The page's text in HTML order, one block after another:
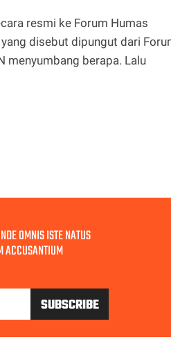
resmi ke Forum Humas
disebut dipungut dari
menyumbang berapa. Lalu
OMNIS ISTE NATUS
ACCUSANTIUM